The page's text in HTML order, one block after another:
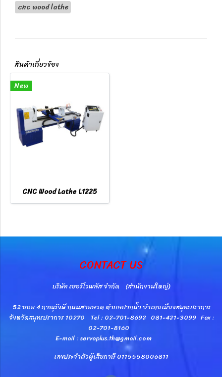
cnc wood lathe
สินค้าเกี่ยวข้อง
New
CNC Wood Lathe L1225
CONTACT US
บริษัท เซอร์โวพลัส จำกัด (สำนักงานใหญ่)
52 ซอย 4 ภาณุรังษี ถนนสายลวด ตำบลปากน้ำ อำเภอเมืองสมุทรปราการ
จังหวัดสมุทรปราการ 10270 Tel : 02-701-8692 081-421-3099 Fax :
02-701-8160
E-mail : servoplus.th@gmail.com
เลขประจำตัวผู้เสียภาษี 0115558006811